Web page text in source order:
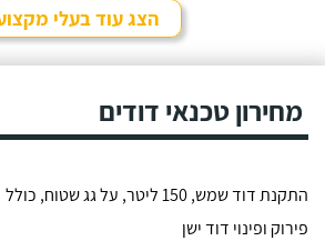
לראות
ההתקנה,
היה
חייג עכשיו
שביט דודי שמש וחשמל בע"מ
לפרטי העסק
דודי
הצג עוד בעלי
מחירון טכנאי דודים
התקנת דוד שמש, 150 ליטר, על גג שטוח, כולל
פירוק ופינוי דוד ישן